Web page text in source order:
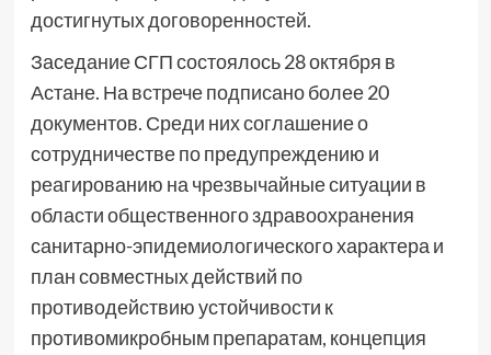
достигнутых договоренностей.
Заседание СГП состоялось 28 октября в
Астане. На встрече подписано более 20
документов. Среди них соглашение о
сотрудничестве по предупреждению и
реагированию на чрезвычайные ситуации в
области общественного здравоохранения
санитарно-эпидемиологического характера и
план совместных действий по
противодействию устойчивости к
противомикробным препаратам, концепция